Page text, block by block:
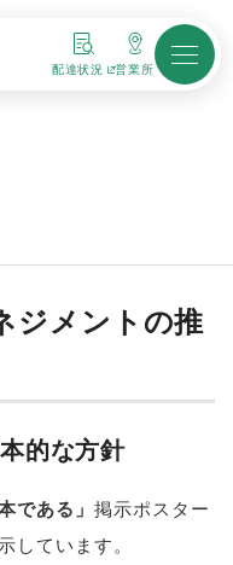
配達状況
新しいウィンドウで開きます
営業所
ジメントの推
的な方針
である」 掲示ポスター
しています。